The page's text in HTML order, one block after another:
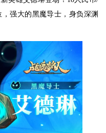
强大的黑魔导士，身负深渊